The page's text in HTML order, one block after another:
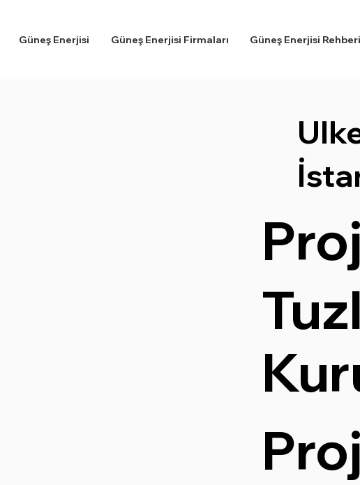
Güneş Enerjisi Güneş Enerjisi Firmaları Güneş Enerjisi Rehberi